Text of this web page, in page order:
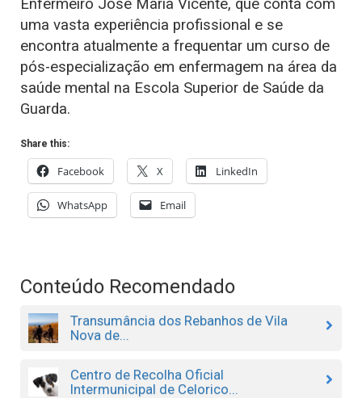
Enfermeiro José Maria Vicente, que conta com
uma vasta experiência profissional e se
encontra atualmente a frequentar um curso de
pós-especialização em enfermagem na área da
saúde mental na Escola Superior de Saúde da
Guarda.
Share this:
Facebook X LinkedIn
WhatsApp Email
Conteúdo Recomendado
Transumância dos Rebanhos de Vila
Nova de...
Centro de Recolha Oficial
Intermunicipal de Celorico...